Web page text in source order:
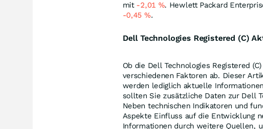
mit -2,01 %. Hewlett Packard
-0,45 %.
Dell Technologies Registered (C)
Ob die Dell Technologies Registered
verschiedenen Faktoren ab. Dieser
werden lediglich aktuelle
sollten Sie zusätzliche Daten zur Dell
Neben technischen Indikatoren und
Aspekte Einfluss auf die Entwicklung
Informationen durch weitere Quellen,